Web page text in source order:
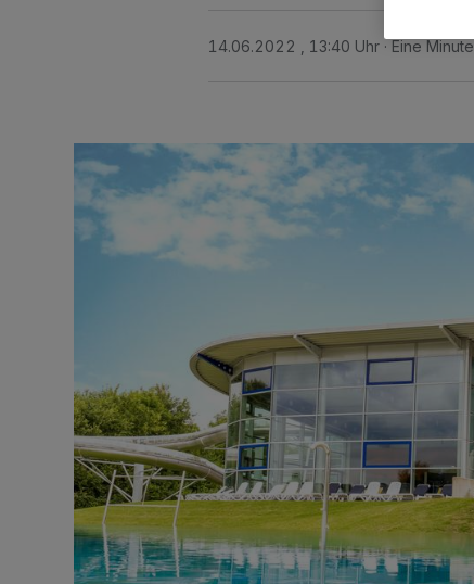
14.06.2022 , 13:40 Uhr Eine